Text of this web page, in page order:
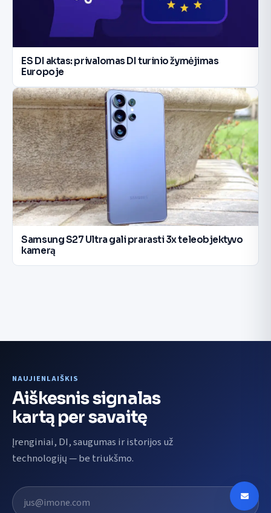
ES DI aktas: privalomas DI turinio žymėjimas
Europoje
Samsung S27 Ultra gali prarasti 3x teleobjektyvo
kamerą
NAUJIENLAIŠKIS
Aiškesnis signalas
kartą per savaitę
Įrenginiai, DI, saugumas ir istorijos už
technologijų — be triukšmo.
El. pašto adresas